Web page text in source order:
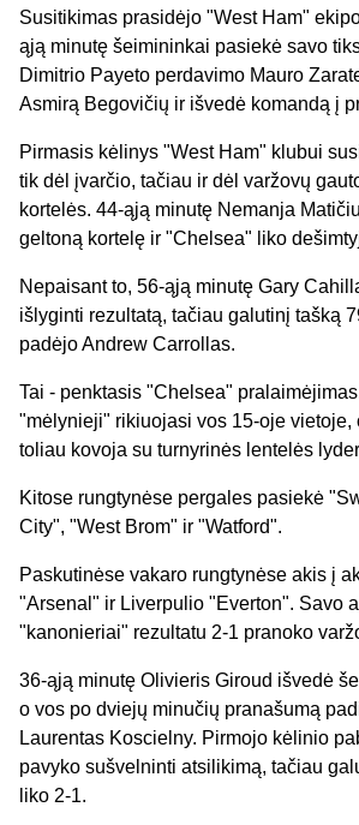
Susitikimas prasidėjo "West Ham"
ąją minutę šeimininkai pasiekė savo
Dimitrio Payeto perdavimo Mauro
Asmirą Begovičių ir išvedė komandą į
Pirmasis kėlinys "West Ham" klubui
tik dėl įvarčio, tačiau ir dėl varžovų
kortelės. 44-ąją minutę Nemanja
geltoną kortelę ir "Chelsea" liko
Nepaisant to, 56-ąją minutę Gary
išlyginti rezultatą, tačiau galutinį tašką
padėjo Andrew Carrollas.
Tai - penktasis "Chelsea"
"mėlynieji" rikiuojasi vos 15-oje vietoje,
toliau kovoja su turnyrinės lentelės
Kitose rungtynėse pergales pasiekė
City", "West Brom" ir "Watford".
Paskutinėse vakaro rungtynėse akis į
"Arsenal" ir Liverpulio "Everton". Savo
"kanonieriai" rezultatu 2-1 pranoko
36-ąją minutę Olivieris Giroud išvedė
o vos po dviejų minučių pranašumą
Laurentas Koscielny. Pirmojo kėlinio
pavyko sušvelninti atsilikimą, tačiau
liko 2-1.